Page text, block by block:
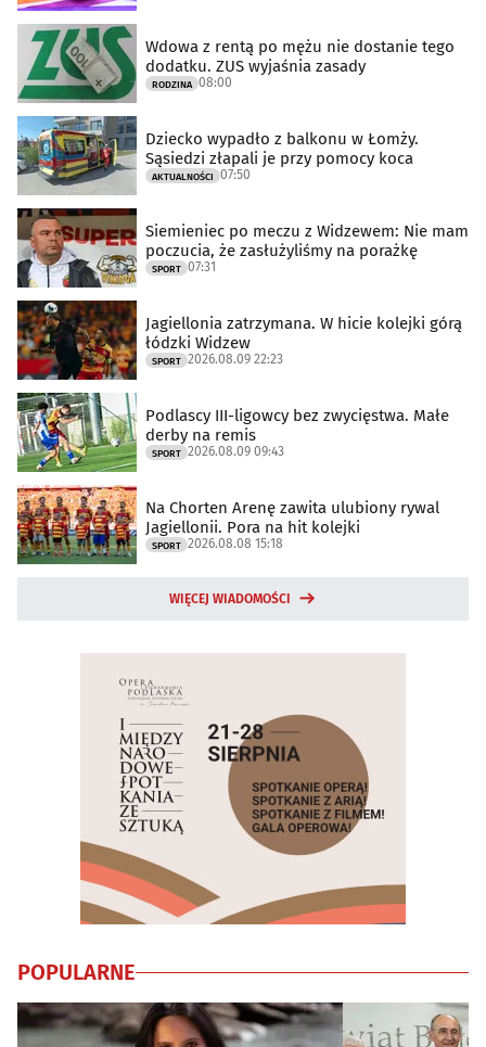
Wdowa z rentą po mężu nie dostanie tego
dodatku. ZUS wyjaśnia zasady
RODZINA 08:00
Dziecko wypadło z balkonu w Łomży.
Sąsiedzi złapali je przy pomocy koca
AKTUALNOŚCI 07:50
Siemieniec po meczu z Widzewem: Nie mam
poczucia, że zasłużyliśmy na porażkę
SPORT 07:31
Jagiellonia zatrzymana. W hicie kolejki górą
łódzki Widzew
SPORT 2026.08.09 22:23
Podlascy III-ligowcy bez zwycięstwa. Małe
derby na remis
SPORT 2026.08.09 09:43
Na Chorten Arenę zawita ulubiony rywal
Jagiellonii. Pora na hit kolejki
SPORT 2026.08.08 15:18
WIĘCEJ WIADOMOŚCI
POPULARNE